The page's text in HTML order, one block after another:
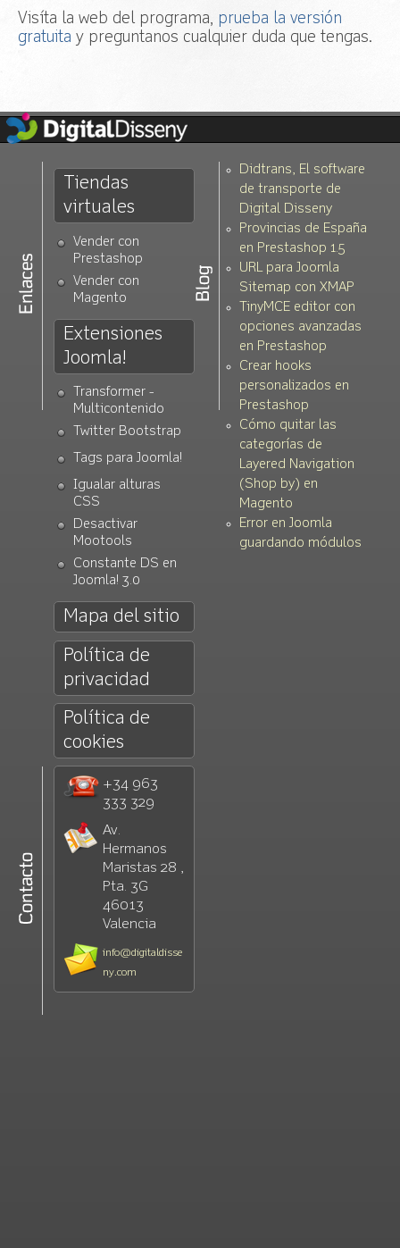
Visíta la web del programa, prueba la versión
gratuita y preguntanos cualquier duda que tengas.
Tiendas
virtuales
Vender con
Prestashop
Vender con
Magento
Extensiones
Joomla!
Transformer -
Multicontenido
Twitter Bootstrap
Tags para Joomla!
Igualar alturas
CSS
Desactivar
Mootools
Constante DS en
Joomla! 3.0
Mapa del sitio
Política de
privacidad
Política de
cookies
Didtrans, El software
de transporte de
Digital Disseny
Provincias de España
en Prestashop 1.5
URL para Joomla
Sitemap con XMAP
TinyMCE editor con
opciones avanzadas
en Prestashop
Crear hooks
personalizados en
Prestashop
Cómo quitar las
categorías de
Layered Navigation
(Shop by) en
Magento
Error en Joomla
guardando módulos
+34 963
333 329
Av.
Hermanos
Maristas 28 ,
Pta. 3G
46013
Valencia
info@digitaldisse
ny.com